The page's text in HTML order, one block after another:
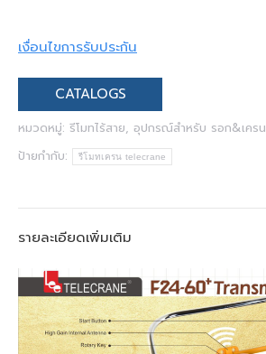
เงื่อนไขการรับประกัน
CATALOGS
หมวดหมู่: รีโมทไร้สาย, อุปกรณ์สำหรับ รอก&เครน
ป้ายกำกับ:
รีโมทเครน telecrane
รายละเอียดเพิ่มเติม